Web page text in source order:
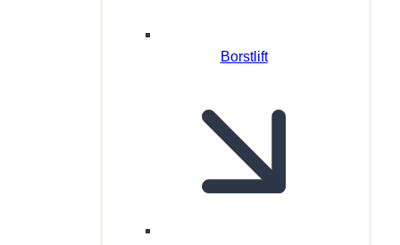
Borstlift